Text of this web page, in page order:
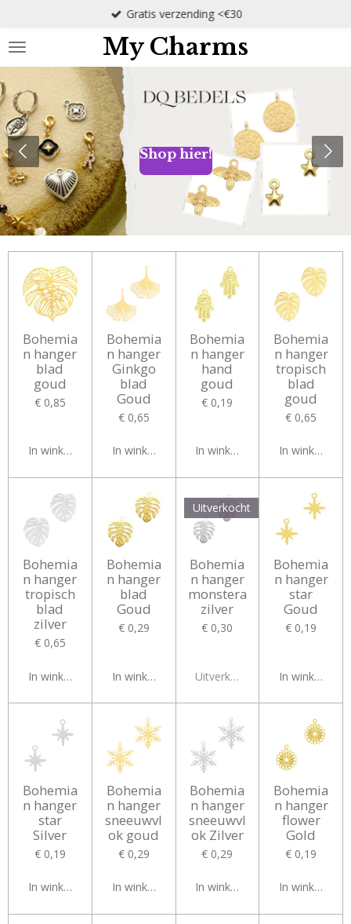
naar
de
My Charms
Gratis verzending <€30
Shop hier!
Bohemia
n hanger
blad
goud
€ 0,85
In winkelwagen
Bohemia
n hanger
Ginkgo
blad
Goud
€ 0,65
In winkelwagen
Bohemia
n hanger
hand
goud
€ 0,19
In winkelwagen
Bohemia
n hanger
tropisch
blad
goud
€ 0,65
In
Bohemia
n hanger
tropisch
blad
zilver
€ 0,65
In winkelwagen
Bohemia
n hanger
blad
Goud
€ 0,29
In winkelwagen
Uitverkocht
Bohemia
n hanger
monstera
zilver
€ 0,30
Uitverkocht
Bohemia
n hanger
star
Goud
€ 0,19
In
Bohemia
n hanger
star
Silver
€ 0,19
In winkelwagen
Bohemia
n hanger
sneeuwvl
ok goud
€ 0,29
In winkelwagen
Bohemia
n hanger
sneeuwvl
ok Zilver
€ 0,29
In winkelwagen
Bohemia
n hanger
flower
Gold
€ 0,19
In